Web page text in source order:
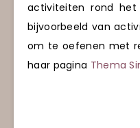
activiteiten rond
bijvoorbeeld van
om te oefenen met
haar pagina Thema